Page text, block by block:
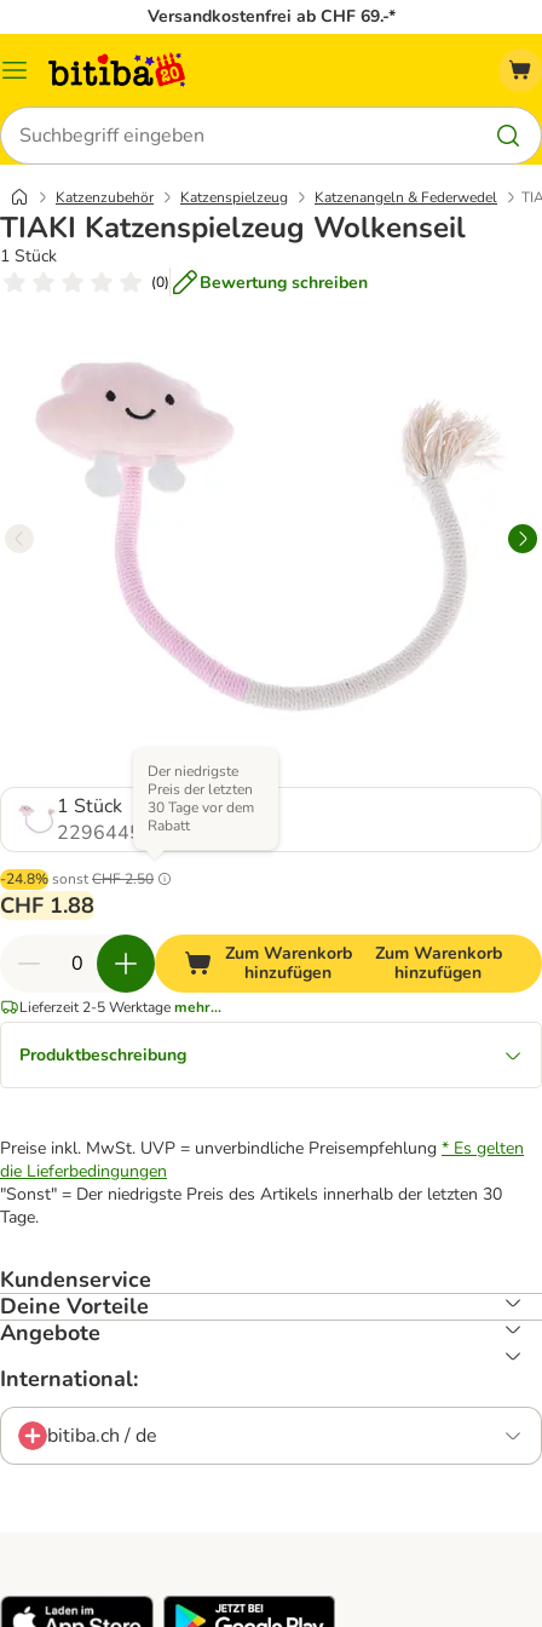
Versandkostenfrei ab CHF 69.-*
Menü
Suchen
Katzenzubehör Katzenspielzeug Katzenangeln & Federwedel
TIAKI Katzenspielzeug Wolkenseil
1 Stück
(0) Bewertung schreiben
1 Stück
2296445.0
-24.8%sonstCHF 2.50
Der niedrigste
Preis der letzten
30 Tage vor dem
Rabatt
CHF 1.88
Zum Warenkorb
hinzufügen
Zum Warenkorb
hinzufügen
Lieferzeit 2-5 Werktagemehr...
Produktbeschreibung
Preise inkl. MwSt. UVP = unverbindliche Preisempfehlung * Es gelten
die Lieferbedingungen
"Sonst" = Der niedrigste Preis des Artikels innerhalb der letzten 30
Tage.
Kundenservice
Deine Vorteile
Angebote
International:
bitiba.ch / de